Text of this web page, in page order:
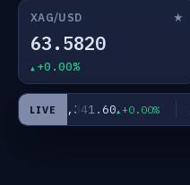
XAG/USD ★
63.5820
+0.00%
LIVE
XAU/USD4,341.60 +0.00%